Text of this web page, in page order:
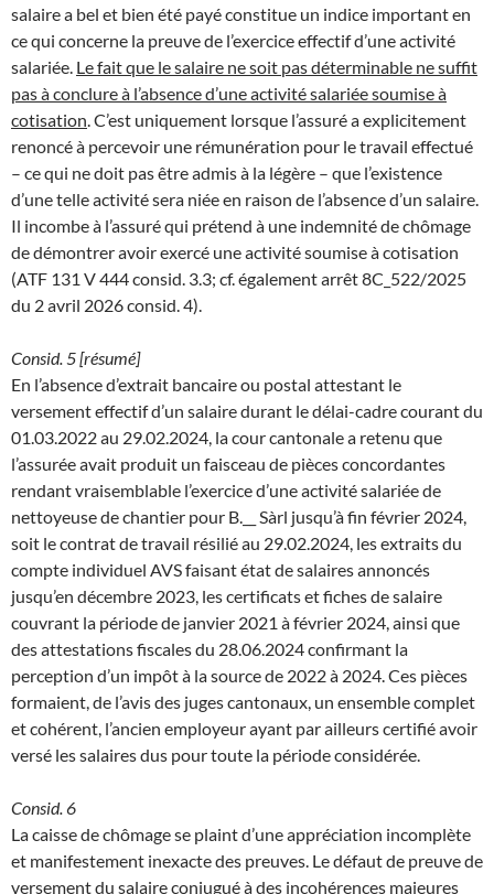
salaire a bel et bien été payé constitue un indice important en
ce qui concerne la preuve de l’exercice effectif d’une activité
salariée. Le fait que le salaire ne soit pas déterminable ne suffit
pas à conclure à l’absence d’une activité salariée soumise à
cotisation . C’est uniquement lorsque l’assuré a explicitement
renoncé à percevoir une rémunération pour le travail effectué
– ce qui ne doit pas être admis à la légère – que l’existence
d’une telle activité sera niée en raison de l’absence d’un salaire.
Il incombe à l’assuré qui prétend à une indemnité de chômage
de démontrer avoir exercé une activité soumise à cotisation
(ATF 131 V 444 consid. 3.3; cf. également arrêt 8C_522/2025
du 2 avril 2026 consid. 4).
Consid. 5 [résumé]
En l’absence d’extrait bancaire ou postal attestant le
versement effectif d’un salaire durant le délai-cadre courant du
01.03.2022 au 29.02.2024, la cour cantonale a retenu que
l’assurée avait produit un faisceau de pièces concordantes
rendant vraisemblable l’exercice d’une activité salariée de
nettoyeuse de chantier pour B.__ Sàrl jusqu’à fin février 2024,
soit le contrat de travail résilié au 29.02.2024, les extraits du
compte individuel AVS faisant état de salaires annoncés
jusqu’en décembre 2023, les certificats et fiches de salaire
couvrant la période de janvier 2021 à février 2024, ainsi que
des attestations fiscales du 28.06.2024 confirmant la
perception d’un impôt à la source de 2022 à 2024. Ces pièces
formaient, de l’avis des juges cantonaux, un ensemble complet
et cohérent, l’ancien employeur ayant par ailleurs certifié avoir
versé les salaires dus pour toute la période considérée.
Consid. 6
La caisse de chômage se plaint d’une appréciation incomplète
et manifestement inexacte des preuves. Le défaut de preuve de
versement du salaire conjugué à des incohérences majeures